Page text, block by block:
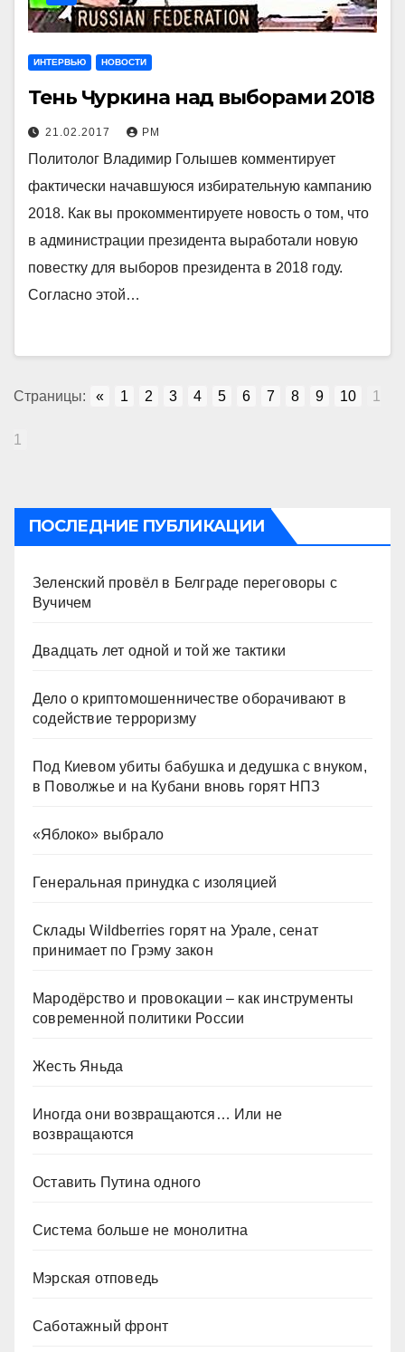
ИНТЕРВЬЮ НОВОСТИ
Тень Чуркина над выборами 2018
21.02.2017 РМ
Политолог Владимир Голышев комментирует
фактически начавшуюся избирательную кампанию
2018. Как вы прокомментируете новость о том, что
в администрации президента выработали новую
повестку для выборов президента в 2018 году.
Согласно этой…
Страницы: « 1 2 3 4 5 6 7 8 9 10 1
1
ПОСЛЕДНИЕ ПУБЛИКАЦИИ
Зеленский провёл в Белграде переговоры с
Вучичем
Двадцать лет одной и той же тактики
Дело о криптомошенничестве оборачивают в
содействие терроризму
Под Киевом убиты бабушка и дедушка с внуком,
в Поволжье и на Кубани вновь горят НПЗ
«Яблоко» выбрало
Генеральная принудка с изоляцией
Склады Wildberries горят на Урале, сенат
принимает по Грэму закон
Мародёрство и провокации – как инструменты
современной политики России
Жесть Яньда
Иногда они возвращаются… Или не
возвращаются
Оставить Путина одного
Система больше не монолитна
Мэрская отповедь
Саботажный фронт